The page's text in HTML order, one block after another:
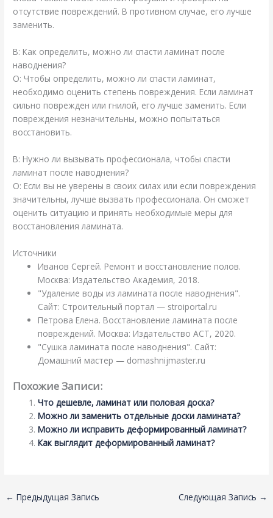
отсутствие повреждений. В противном случае, его лучше
заменить.
В: Как определить, можно ли спасти ламинат после
наводнения?
О: Чтобы определить, можно ли спасти ламинат,
необходимо оценить степень повреждения. Если ламинат
сильно поврежден или гнилой, его лучше заменить. Если
повреждения незначительны, можно попытаться
восстановить.
В: Нужно ли вызывать профессионала, чтобы спасти
ламинат после наводнения?
О: Если вы не уверены в своих силах или если повреждения
значительны, лучше вызвать профессионала. Он сможет
оценить ситуацию и принять необходимые меры для
восстановления ламината.
Источники
Иванов Сергей. Ремонт и восстановление полов.
Москва: Издательство Академия, 2018.
"Удаление воды из ламината после наводнения".
Сайт: Строительный портал — stroiportal.ru
Петрова Елена. Восстановление ламината после
повреждений. Москва: Издательство АСТ, 2020.
"Сушка ламината после наводнения". Сайт:
Домашний мастер — domashnijmaster.ru
Похожие Записи:
Что дешевле, ламинат или половая доска?
Можно ли заменить отдельные доски ламината?
Можно ли исправить деформированный ламинат?
Как выглядит деформированный ламинат?
← Предыдущая Запись Следующая Запись →